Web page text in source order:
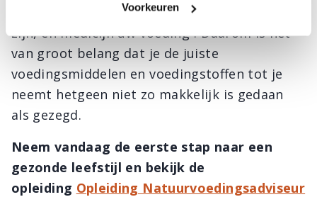
Voorkeuren
treffend samen: “Laat voeding uw medicijn
zijn, en medicijn uw voeding”. Daarom is het
van groot belang dat je de juiste
voedingsmiddelen en voedingstoffen tot je
neemt hetgeen niet zo makkelijk is gedaan
als gezegd.
Neem vandaag de eerste stap naar een
gezonde leefstijl en bekijk de
opleiding Opleiding Natuurvoedingsadviseur